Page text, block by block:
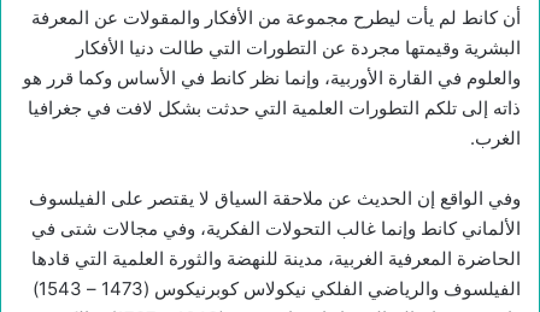
أن كانط لم يأت ليطرح مجموعة من الأفكار والمقولات عن المعرفة
البشرية وقيمتها مجردة عن التطورات التي طالت دنيا الأفكار
والعلوم في القارة الأوربية، وإنما نظر كانط في الأساس وكما قرر هو
ذاته إلى تلكم التطورات العلمية التي حدثت بشكل لافت في جغرافيا
الغرب.
وفي الواقع إن الحديث عن ملاحقة السياق لا يقتصر على الفيلسوف
الألماني كانط وإنما غالب التحولات الفكرية، وفي مجالات شتى في
الحاضرة المعرفية الغربية، مدينة للنهضة والثورة العلمية التي قادها
الفيلسوف والرياضي الفلكي نيكولاس كوبرنيكوس (1473 – 1543)